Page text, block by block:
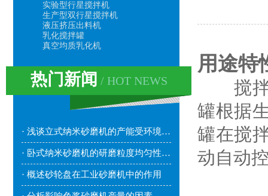
实验型行星搅拌机
生产型双行星搅拌机
液压挤压出料机
乳化搅拌罐
真空均质乳化机
热门新闻 / HOT NEWS
· 浅谈立式纳米砂磨机的产能受环境因素影响吗？
· 卧式纳米砂磨机的研磨粒度均匀性较好
· 概述砂轮盘在工业砂磨机中的作用
用途特
搅拌
罐根据
罐在搅
动自动